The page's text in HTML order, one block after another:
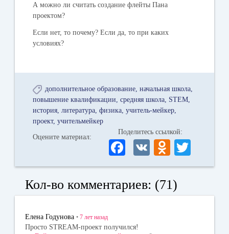
А можно ли считать создание флейты Пана
проектом?
Если нет, то почему? Если да, то при каких
условиях?
дополнительное образование начальная школа
повышение квалификации
средняя школа STEM
история литература физика учитель-мейкер
проект учительмейкер
Оцените материал:
Поделитесь ссылкой:
Fa
ce
bo
ok
V
K
O
dn
ok
la
wi
r
Кол-во комментариев: (71)
Елена Годунова • 7 лет назад
Просто STREAM-проект получился!